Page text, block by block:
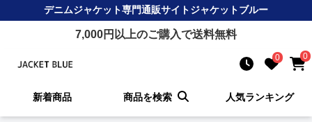
デニムジャケット専門通販サイトジャケットブルー
7,000円以上のご購入で送料無料
0 0
新着商品 商品を検索 人気ランキング